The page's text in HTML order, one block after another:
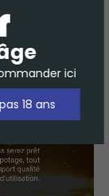
ici
18 ans